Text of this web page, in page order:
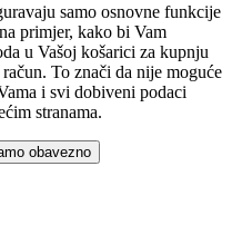
samo osnovne funkcije
primjer, kako bi Vam
u Vašoj košarici za kupnju
To znači da nije moguće
i svi dobiveni podaci
stranama.
obavezno